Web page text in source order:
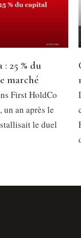
25 % du
marché
First HoldCo
an après le
le duel